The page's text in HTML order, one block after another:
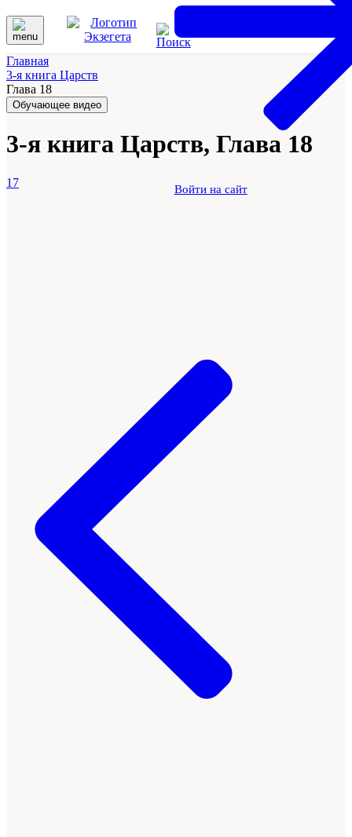
Войти на сайт
Главная
3-я книга Царств
Глава 18
Обучающее видео
3-я книга Царств, Глава 18
17